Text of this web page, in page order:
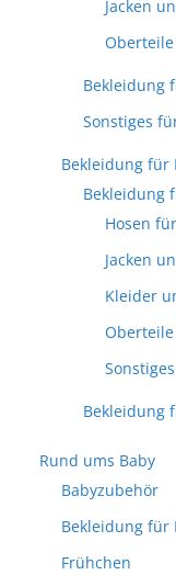
Jacken
Bekleidung
Sonstiges
Bekleidung für
Bekleidung
Hosen
Jacken
Kleider
Bekleidung
Rund ums Baby
Babyzubehör
Bekleidung für
Frühchen